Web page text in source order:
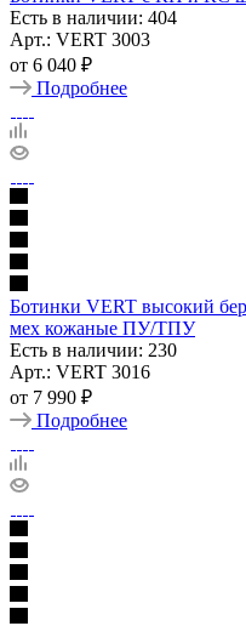
Есть в наличии: 404
Арт.: VERT 3003
от 6 040 ₽
Подробнее
Ботинки VERT высокий
мех кожаные ПУ/ТПУ
Есть в наличии: 230
Арт.: VERT 3016
от 7 990 ₽
Подробнее